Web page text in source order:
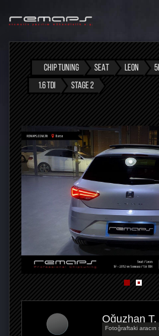
CHIP TUNING SEAT LEON
1.6 TDI
STAGE 2
Oğuzhan T.
Fotoğraftaki aracın